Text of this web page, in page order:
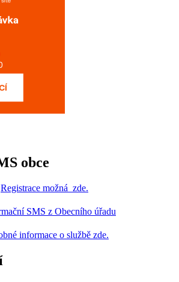
obce
Registrace možná zde.
informace o službě zde.